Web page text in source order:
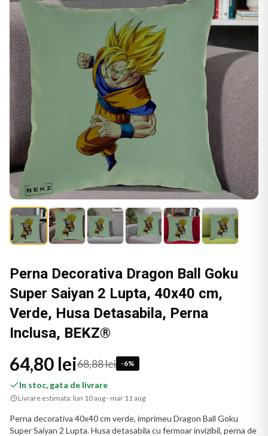
Perna Decorativa Dragon Ball Goku
Super Saiyan 2 Lupta, 40x40 cm,
Verde, Husa Detasabila, Perna
Inclusa, BEKZ®
64,80 lei68,88 lei -6%
In stoc, gata de livrare
Livrare estimata: lun 10 aug - mar 11 aug
Perna decorativa 40x40 cm verde, imprimeu Dragon Ball Goku
Super Saiyan 2 Lupta. Husa detasabila cu fermoar invizibil, perna de